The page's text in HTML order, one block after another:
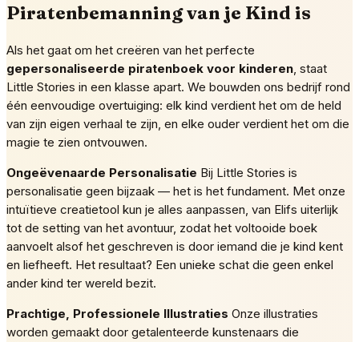
Piratenbemanning van je Kind is
Als het gaat om het creëren van het perfecte
gepersonaliseerde piratenboek voor kinderen, staat
Little Stories in een klasse apart. We bouwden ons bedrijf rond
één eenvoudige overtuiging: elk kind verdient het om de held
van zijn eigen verhaal te zijn, en elke ouder verdient het om die
magie te zien ontvouwen.
Ongeëvenaarde Personalisatie Bij Little Stories is
personalisatie geen bijzaak — het is het fundament. Met onze
intuïtieve creatietool kun je alles aanpassen, van Elifs uiterlijk
tot de setting van het avontuur, zodat het voltooide boek
aanvoelt alsof het geschreven is door iemand die je kind kent
en liefheeft. Het resultaat? Een unieke schat die geen enkel
ander kind ter wereld bezit.
Prachtige, Professionele Illustraties Onze illustraties
worden gemaakt door getalenteerde kunstenaars die